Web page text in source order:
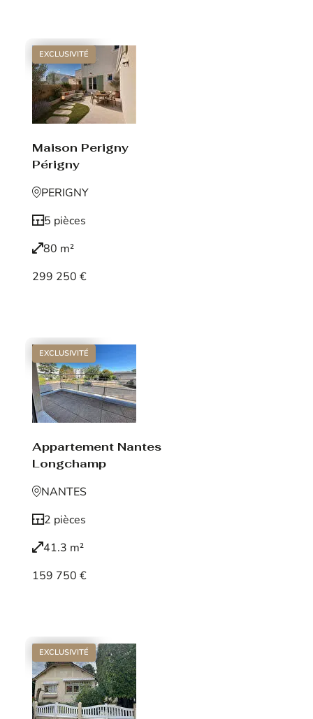
EXCLUSIVITÉ
Maison Perigny
Périgny
PERIGNY
5 pièces
80 m²
299 250 €
EXCLUSIVITÉ
Appartement Nantes
Longchamp
NANTES
2 pièces
41.3 m²
159 750 €
EXCLUSIVITÉ